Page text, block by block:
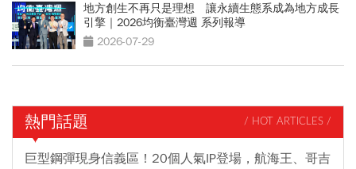
地方創生不再只是理想 讓永續生態系成為地方成長
引擎｜2026均衡臺灣週 系列報導
2026-07-29
熱門話題 / HOT ARTICLES /
巨型鋼彈現身信義區！20個人氣IP登場，航海王、哥吉